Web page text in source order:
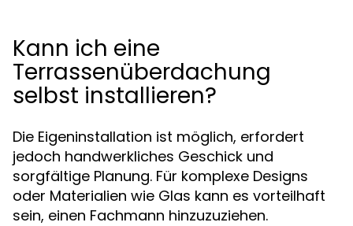
Kann ich eine
Terrassenüberdachung
selbst installieren?
Die Eigeninstallation ist möglich, erfordert
jedoch handwerkliches Geschick und
sorgfältige Planung. Für komplexe Designs
oder Materialien wie Glas kann es vorteilhaft
sein, einen Fachmann hinzuzuziehen.